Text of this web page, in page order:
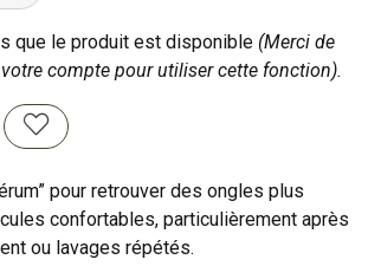
que le produit est disponible (Merci de
compte pour utiliser cette fonction).
pour retrouver des ongles plus
confortables, particulièrement après
ou lavages répétés.